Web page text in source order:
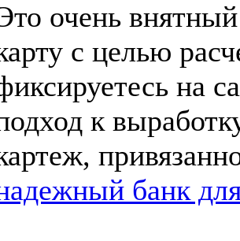
очень
с целью
на
к
банк